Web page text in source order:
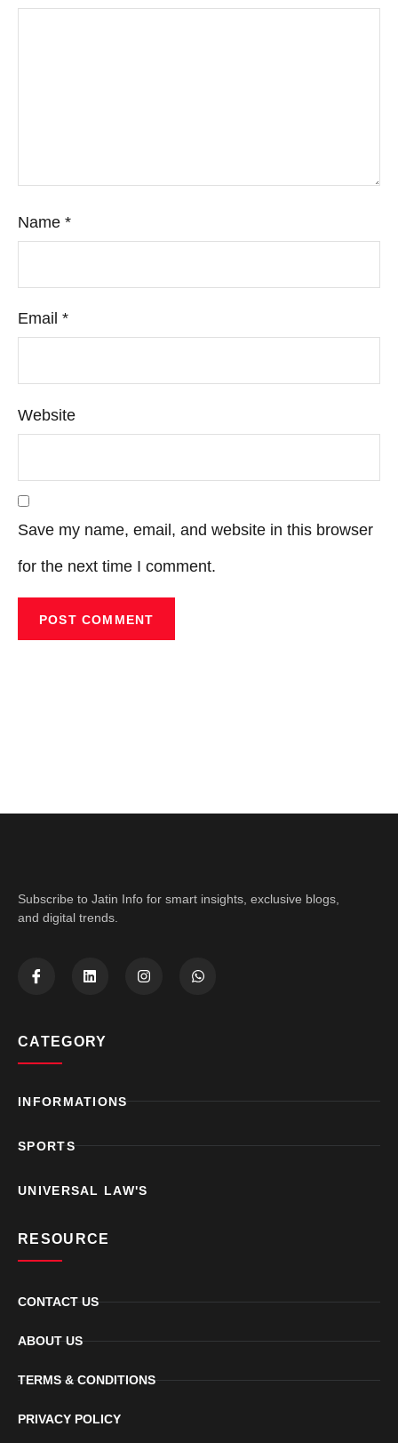
Name *
Email *
Website
Save my name, email, and website in this browser
for the next time I comment.
Subscribe to Jatin Info for smart insights, exclusive blogs,
and digital trends.
CATEGORY
INFORMATIONS
SPORTS
UNIVERSAL LAW'S
RESOURCE
CONTACT US
ABOUT US
TERMS & CONDITIONS
PRIVACY POLICY